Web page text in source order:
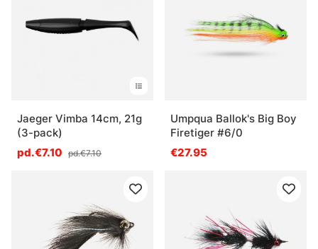
Jaeger Vimba 14cm, 21g
(3-pack)
pd.€7.10 pd.€7.10
Umpqua Ballok's Big Boy
Firetiger #6/0
€27.95